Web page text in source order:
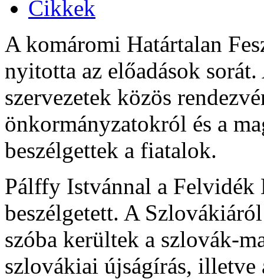
Cikkek
A komáromi Határtalan
nyitotta az előadások
szervezetek közös
önkormányzatokról és a
beszélgettek a fiatalok.
Pálffy Istvánnal a Felvidék
beszélgetett. A
szóba kerültek a szlovák-
szlovákiai újságírás,